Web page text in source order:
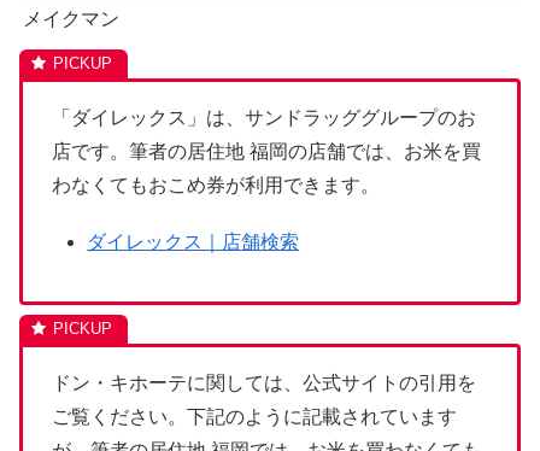
メイクマン
「ダイレックス」は、サンドラッググループのお
店です。筆者の居住地 福岡の店舗では、お米を買
わなくてもおこめ券が利用できます。
ダイレックス｜店舗検索
ドン・キホーテに関しては、公式サイトの引用を
ご覧ください。下記のように記載されています